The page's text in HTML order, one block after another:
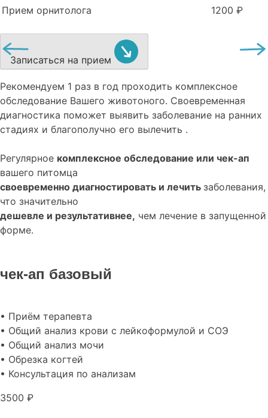
Прием орнитолога
1200 ₽
Записаться на прием
Рекомендуем 1 раз в год проходить комплексное
обследование Вашего животоного. Своевременная
диагностика поможет выявить заболевание на ранних
стадиях и благополучно его вылечить .
Регулярное комплексное обследование или чек-ап
вашего питомца
своевременно диагностировать и лечить заболевания,
что значительно
дешевле и результативнее, чем лечение в запущенной
форме.
чек-ап базовый
• Приём терапевта
• Общий анализ крови с лейкоформулой и СОЭ
• Общий анализ мочи
• Обрезка когтей
• Консультация по анализам
3500 ₽